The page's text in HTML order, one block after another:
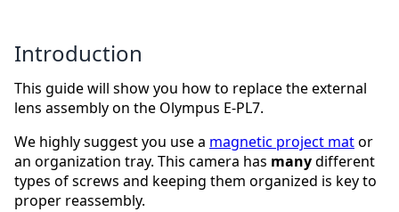
Introduction
This guide will show you how to replace the external
lens assembly on the Olympus E-PL7.
We highly suggest you use a magnetic project mator
an organization tray. This camera has manydifferent
types of screws and keeping them organized is key to
proper reassembly.